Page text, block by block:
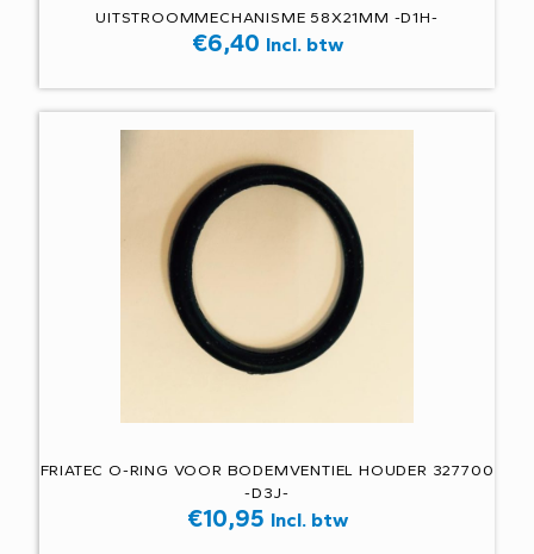
UITSTROOMMECHANISME 58X21MM -D1H-
€6,40 Incl. btw
FRIATEC O-RING VOOR BODEMVENTIEL HOUDER 327700
-D3J-
€10,95 Incl. btw